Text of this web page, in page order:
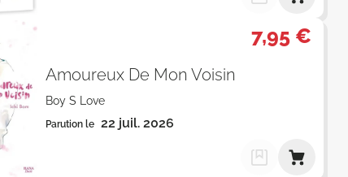
7,95 €
Amoureux De Mon Voisin
Boy S Love
Parution le 22 juil. 2026